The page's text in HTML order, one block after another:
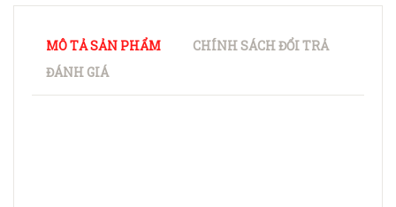
MÔ TẢ SẢN PHẨM
CHÍNH SÁCH ĐỔI TRẢ
ĐÁNH GIÁ